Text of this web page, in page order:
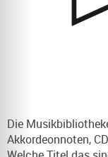
Die
Akkordeonnoten,